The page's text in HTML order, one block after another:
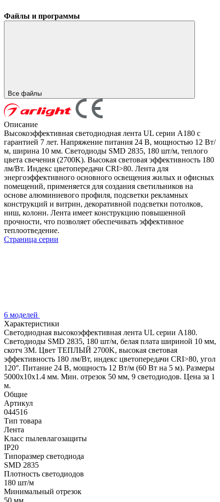
Файлы и программы
Все файлы
Описание
Высокоэффективная светодиодная лента UL серии A180 с
гарантией 7 лет. Напряжение питания 24 В, мощностью 12 Вт/
м, ширина 10 мм. Светодиоды SMD 2835, 180 шт/м, теплого
цвета свечения (2700K). Высокая световая эффективность 180
лм/Вт. Индекс цветопередачи CRI>80. Лента для
энергоэффективного основного освещения жилых и офисных
помещений, применяется для создания светильников на
основе алюминиевого профиля, подсветки рекламных
конструкций и витрин, декоративной подсветки потолков,
ниш, колонн. Лента имеет конструкцию повышенной
прочности, что позволяет обеспечивать эффективное
теплоотведение.
Страница серии
6 моделей
Характеристики
Светодиодная высокоэффективная лента UL серии A180.
Светодиоды SMD 2835, 180 шт/м, белая плата шириной 10 мм,
скотч 3M. Цвет ТЕПЛЫЙ 2700K, высокая световая
эффективность 180 лм/Вт, индекс цветопередачи CRI>80, угол
120°. Питание 24 В, мощность 12 Вт/м (60 Вт на 5 м). Размеры
5000x10x1.4 мм. Мин. отрезок 50 мм, 9 светодиодов. Цена за 1
м.
Общие
Артикул
044516
Тип товара
Лента
Класс пылевлагозащиты
IP20
Типоразмер светодиода
SMD 2835
Плотность светодиодов
180 шт/м
Минимальный отрезок
50 мм